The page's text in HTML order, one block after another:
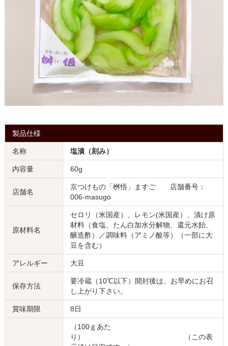
製品仕様
名称 塩漬（刻み）
内容量 60g
店舗名
京つけもの「桝悟」ますご 店舗番号：
006-masugo
原材料名
セロリ（米国産）、レモン(米国産）、漬け原
材料（食塩、たん白加水分解物、還元水飴、
醸造酢）／調味料（アミノ酸等）（一部に大
豆を含む）
アレルギー 大豆
保存方法
要冷蔵（10℃以下）開封後は、お早めにお召
し上がり下さい。
賞味期限 8日
（100ｇあた
り） （この表